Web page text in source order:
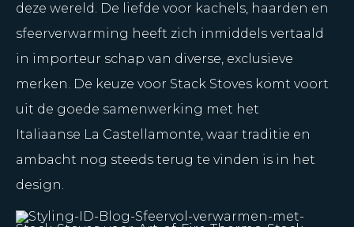
deze wereld. De liefde voor kachels, haarden en
sfeerverwarming heeft zich inmiddels vertaald
in importeur schap van diverse, exclusieve
merken. De keuze voor Stack Stoves komt voort
uit de goede samenwerking met het
Italiaanse La Castellamonte, waar traditie en
ambacht nog steeds terug te vinden is in het
design.